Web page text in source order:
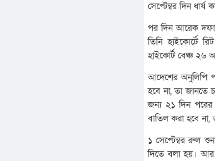
সেপ্টেম্বর দিন ধার্য
পর দিন আরেক দফা
তিনি হাইকোর্টে
হাইকোর্ট বেঞ্চ ২৬
আদেশের অনুলিপি
হবে না, তা জানতে
জন্য ২১ দিন
বাতিল করা হবে না,
১ সেপ্টেম্বর রুল
দিতে বলা হয়। আর